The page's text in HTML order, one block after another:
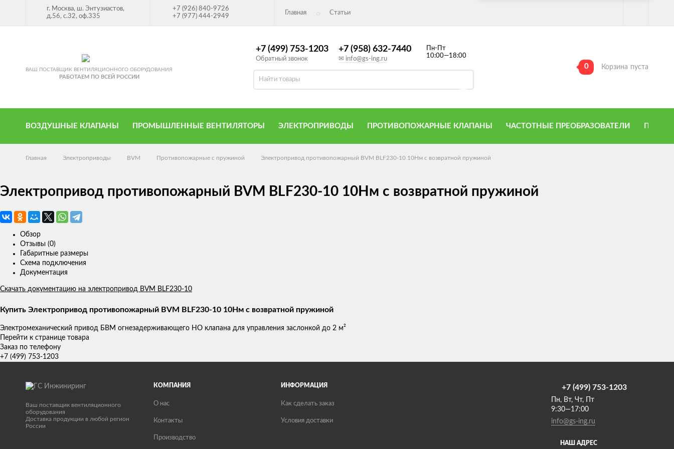
г. Москва, ш. Энтузиастов,
д.56, с.32, оф.335
+7 (926) 840-9726
+7 (977) 444-2949
Главная Статьи
ВАШ ПОСТАВЩИК ВЕНТИЛЯЦИОННОГО ОБОРУДОВАНИЯ
РАБОТАЕМ ПО ВСЕЙ РОССИИ
+7 (499) 753-1203
Обратный звонок
+7 (958) 632-7440
✉ info@gs-ing.ru
Пн-Пт
10:00—18:00
0 Корзина пуста
ВОЗДУШНЫЕ КЛАПАНЫ ПРОМЫШЛЕННЫЕ ВЕНТИЛЯТОРЫ ЭЛЕКТРОПРИВОДЫ ПРОТИВОПОЖАРНЫЕ КЛАПАНЫ ЧАСТОТНЫЕ ПРЕОБРАЗОВАТЕЛИ
Главная Электроприводы BVM Противопожарные с пружиной Электропривод противопожарный BVM BLF230-10 10Нм с возвратной пружиной
Электропривод противопожарный BVM BLF230-10 10Нм с возвратной пружиной
Обзор
Отзывы (0)
Габаритные размеры
Схема подключения
Документация
Скачать документацию на электропривод BVM BLF230-10
Купить Электропривод противопожарный BVM BLF230-10 10Нм с возвратной пружиной
Электромеханический привод БВМ огнезадерживающего НО клапана для управления заслонкой до 2 м²
Перейти к странице товара
Заказ по телефону
+7 (499) 753-1203
Ваш поставщик вентиляционного
оборудования
Доставка продукции в любой регион
России
КОМПАНИЯ
О нас
Контакты
Производство
ИНФОРМАЦИЯ
Как сделать заказ
Условия доставки
НАШ АДРЕС
+7 (499) 753-1203
Пн, Вт, Чт, Пт
9:30—17:00
info@gs-ing.ru